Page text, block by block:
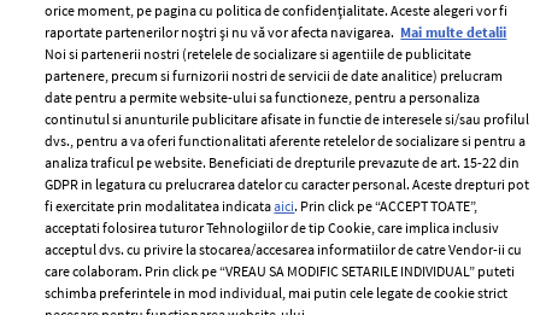
ELLE Style Awards
2024
Despre ELLE
Romania
Contact
Abonamente
Termeni si conditii
Politica de
confidențialitate
Politica de cookies
Publicitate
orice moment, pe pagina cu politica de confidențialitate. Aceste alegeri vor fi
raportate partenerilor noștri și nu vă vor afecta navigarea. Mai multe detalii
Noi si partenerii nostri (retelele de socializare si agentiile de publicitate
partenere, precum si furnizorii nostri de servicii de date analitice) prelucram
date pentru a permite website-ului sa functioneze, pentru a personaliza
continutul si anunturile publicitare afisate in functie de interesele si/sau profilul
dvs., pentru a va oferi functionalitati aferente retelelor de socializare si pentru a
analiza traficul pe website. Beneficiati de drepturile prevazute de art. 15-22 din
GDPR in legatura cu prelucrarea datelor cu caracter personal. Aceste drepturi pot
fi exercitate prin modalitatea indicataaici. Prin click pe “ACCEPT TOATE”,
acceptati folosirea tuturor Tehnologiilor de tip Cookie, care implica inclusiv
acceptul dvs. cu privire la stocarea/accesarea informatiilor de catre Vendor-ii cu
care colaboram. Prin click pe “VREAU SA MODIFIC SETARILE INDIVIDUAL” puteti
schimba preferintele in mod individual, mai putin cele legate de cookie strict